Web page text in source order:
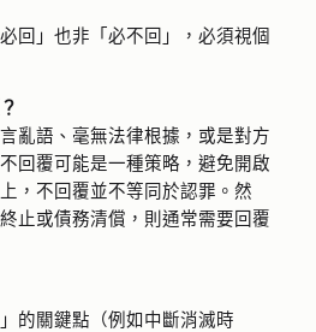
回」也非「必不回」，必須視個
亂語、毫無法律根據，或是對方
回覆可能是一種策略，避免開啟
，不回覆並不等同於認罪。然
止或債務清償，則通常需要回覆
的關鍵點（例如中斷消滅時